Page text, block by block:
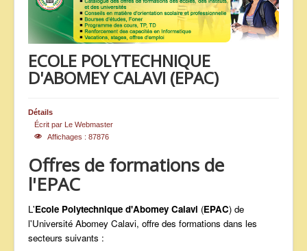
FAQ
CONTACTS
TELECHARGEMENTS
ANNONCES
ECOLE POLYTECHNIQUE
D'ABOMEY CALAVI (EPAC)
Détails
Écrit par Le Webmaster
Affichages : 87876
Offres de formations de
l'EPAC
L'Ecole Polytechnique d'Abomey Calavi (EPAC) de
l'Université Abomey Calavi, offre des formations dans les
secteurs suivants :